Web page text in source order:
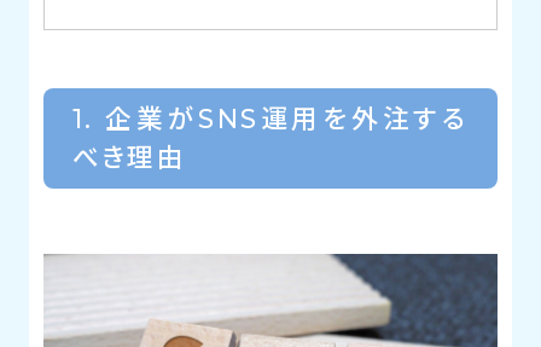
1. 企業がSNS運用を外注する
べき理由